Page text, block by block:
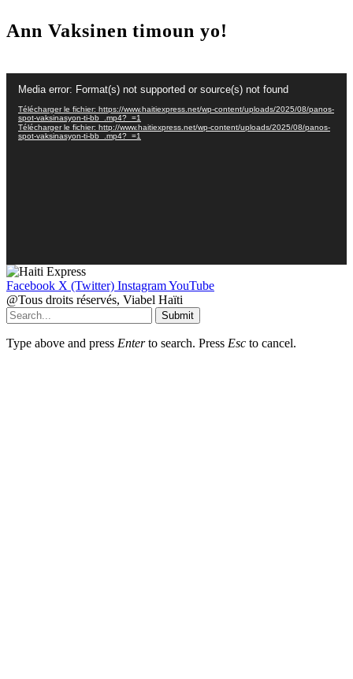
Ann Vaksinen timoun yo!
vidéo
Media error: Format(s) not supported or source(s) not found
Télécharger le fichier: https://www.haitiexpress.net/wp-content/uploads/2025/08/panos-
spot-vaksinasyon-ti-bb_.mp4?_=1
Télécharger le fichier: http://www.haitiexpress.net/wp-content/uploads/2025/08/panos-
spot-vaksinasyon-ti-bb_.mp4?_=1
Facebook X (Twitter) InstagramYouTube
@Tous droits réservés, Viabel Haïti
Submit
Type above and press Enterto search. Press Esc to cancel.